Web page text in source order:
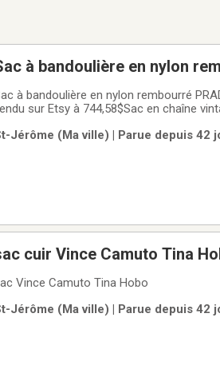
à bandoulière en nylon
à bandoulière en nylon rembourré
sur Etsy à 744,58$Sac en chaîne
Jérôme (Ma ville) | Parue depuis 42
cuir Vince Camuto Tina
Vince Camuto Tina Hobo
Jérôme (Ma ville) | Parue depuis 42